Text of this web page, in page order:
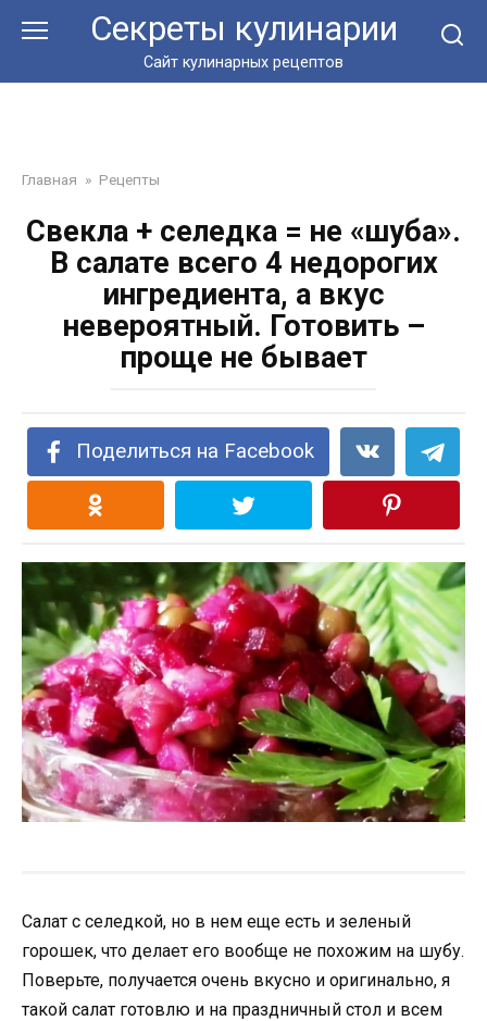
Секреты кулинарии
Сайт кулинарных рецептов
Главная » Рецепты
Свекла + селедка = не «шуба».
В салате всего 4 недорогих
ингредиента, а вкус
невероятный. Готовить –
проще не бывает
Поделиться на Facebook
Салат с селедкой, но в нем еще есть и зеленый
горошек, что делает его вообще не похожим на шубу.
Поверьте, получается очень вкусно и оригинально, я
такой салат готовлю и на праздничный стол и всем